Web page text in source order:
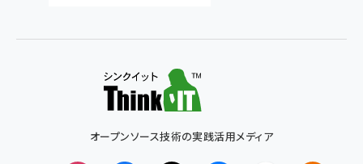
オープンソース技術の実践活用メディア